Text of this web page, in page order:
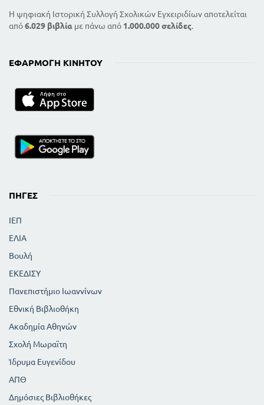
Η ψηφιακή Ιστορική Συλλογή Σχολικών Εγχειριδίων αποτελείται
από6.029 βιβλία με πάνω από 1.000.000 σελίδες.
ΕΦΑΡΜΟΓΉ ΚΙΝΗΤΟΎ
ΠΗΓΈΣ
ΙΕΠ
ΕΛΙΑ
Βουλή
ΕΚΕΔΙΣΥ
Πανεπιστήμιο Ιωαννίνων
Εθνική Βιβλιοθήκη
Ακαδημία Αθηνών
Σχολή Μωραϊτη
Ίδρυμα Ευγενίδου
ΑΠΘ
Δημόσιες Βιβλιοθήκες